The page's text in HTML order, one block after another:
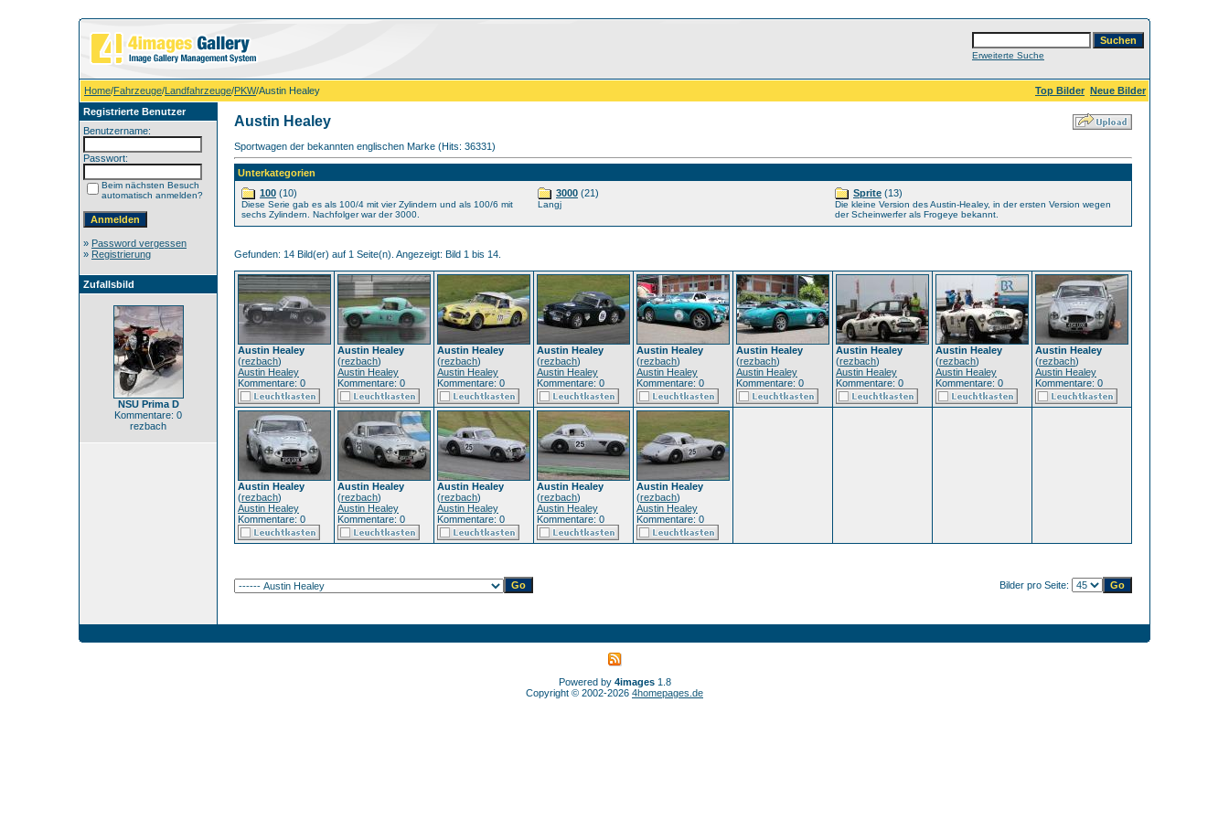
Erweiterte Suche
Home/Fahrzeuge/Landfahrzeuge/PKW/Austin Healey Top Bilder Neue Bilder
Registrierte Benutzer
Benutzername:
Passwort:
Beim nächsten Besuch
automatisch anmelden?
» Password vergessen
» Registrierung
Zufallsbild
NSU Prima D
Kommentare: 0
rezbach
Austin Healey
Sportwagen der bekannten englischen Marke (Hits: 36331)
Unterkategorien
100 (10)
Diese Serie gab es als 100/4 mit vier Zylindern und als 100/6 mit
sechs Zylindern. Nachfolger war der 3000.
3000 (21)
Langj
Sprite (13)
Die kleine Version des Austin-Healey, in der ersten Version wegen
der Scheinwerfer als Frogeye bekannt.
Gefunden: 14 Bild(er) auf 1 Seite(n). Angezeigt: Bild 1 bis 14.
Austin Healey
(rezbach)
Austin Healey
Kommentare: 0
Austin Healey
(rezbach)
Austin Healey
Kommentare: 0
Austin Healey
(rezbach)
Austin Healey
Kommentare: 0
Austin Healey
(rezbach)
Austin Healey
Kommentare: 0
Austin Healey
(rezbach)
Austin Healey
Kommentare: 0
Austin Healey
(rezbach)
Austin Healey
Kommentare: 0
Austin Healey
(rezbach)
Austin Healey
Kommentare: 0
Austin Healey
(rezbach)
Austin Healey
Kommentare: 0
Austin Healey
(rezbach)
Austin Healey
Kommentare: 0
Austin Healey
(rezbach)
Austin Healey
Kommentare: 0
Austin Healey
(rezbach)
Austin Healey
Kommentare: 0
Austin Healey
(rezbach)
Austin Healey
Kommentare: 0
Austin Healey
(rezbach)
Austin Healey
Kommentare: 0
Austin Healey
(rezbach)
Austin Healey
Kommentare: 0
Bilder pro Seite:
Powered by 4images1.8
Copyright © 2002-2026 4homepages.de